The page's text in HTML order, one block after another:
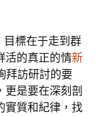
目標在于走到群
活的真正的情新
拜訪研討的要
是要在深刻剖
實質和紀律，找